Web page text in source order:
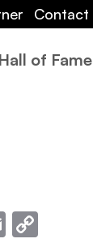
Contact
Hall of Fame
EmailCopy